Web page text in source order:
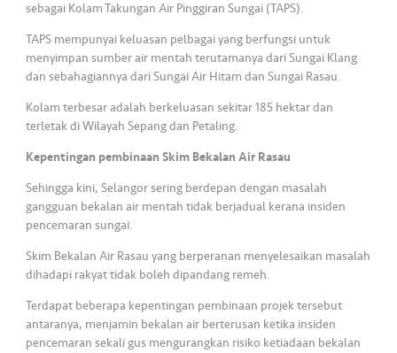
sebagai Kolam Takungan Air Pinggiran Sungai (TAPS).
TAPS mempunyai keluasan pelbagai yang berfungsi untuk
menyimpan sumber air mentah terutamanya dari Sungai Klang
dan sebahagiannya dari Sungai Air Hitam dan Sungai Rasau.
Kolam terbesar adalah berkeluasan sekitar 185 hektar dan
terletak di Wilayah Sepang dan Petaling.
Kepentingan pembinaan Skim Bekalan Air Rasau
Sehingga kini, Selangor sering berdepan dengan masalah
gangguan bekalan air mentah tidak berjadual kerana insiden
pencemaran sungai.
Skim Bekalan Air Rasau yang berperanan menyelesaikan masalah
dihadapi rakyat tidak boleh dipandang remeh.
Terdapat beberapa kepentingan pembinaan projek tersebut
antaranya, menjamin bekalan air berterusan ketika insiden
pencemaran sekali gus mengurangkan risiko ketiadaan bekalan